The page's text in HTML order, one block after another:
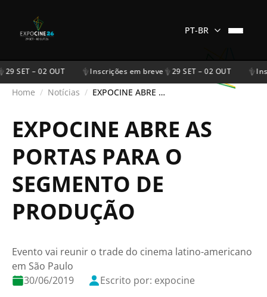
PT-BR
29 SET – 02 OUT Inscrições em breve 29 SET – 02 OUT
Home / Notícias / EXPOCINE ABRE AS PORTAS PARA O SEGMENTO DE PRODUÇÃO
EXPOCINE ABRE AS
PORTAS PARA O
SEGMENTO DE
PRODUÇÃO
Evento vai reunir o trade do cinema latino-americano
em São Paulo
30/06/2019
Escrito por: expocine